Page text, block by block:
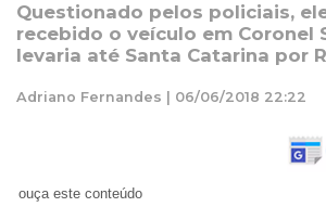
Questionado pelos policiais,
recebido o veículo em Coronel
levaria até Santa Catarina por
Adriano Fernandes | 06/06/2018 22:22
ouça este conteúdo